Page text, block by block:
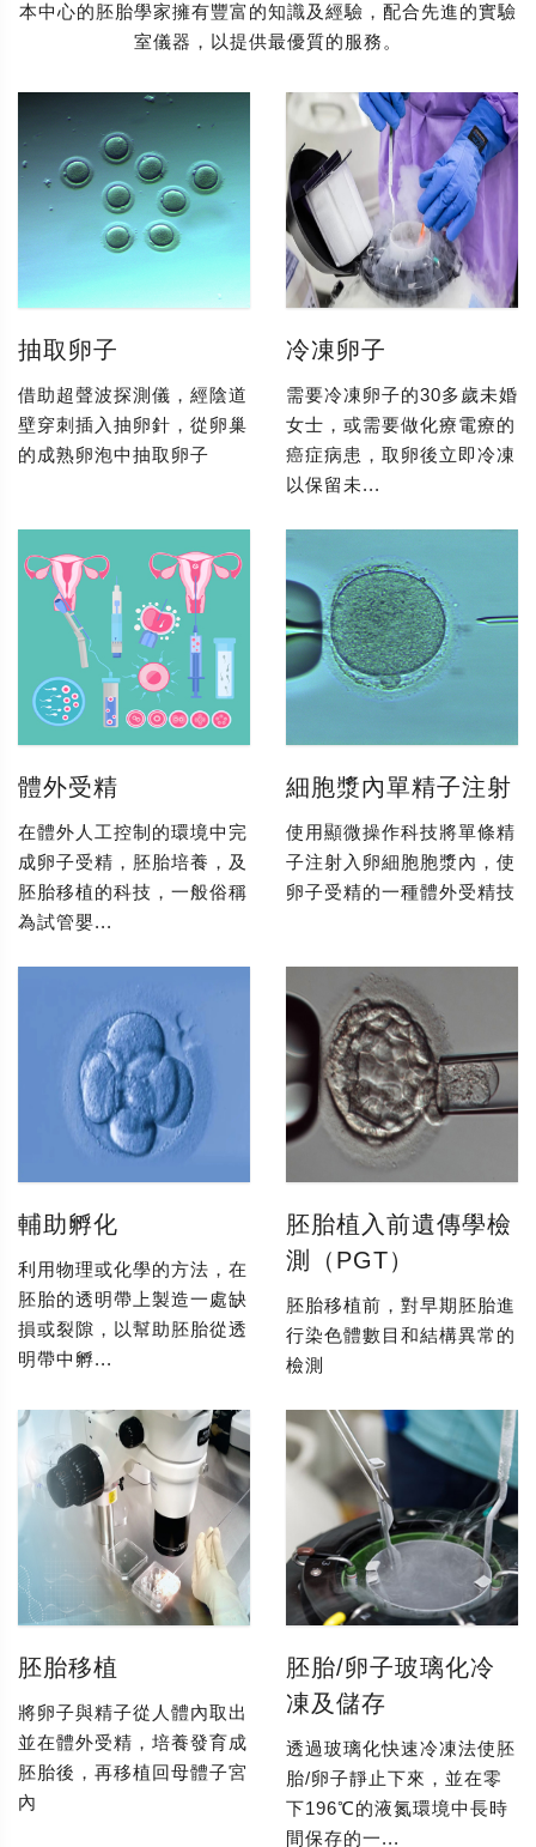
本中心的胚胎學家擁有豐富的知識及經驗，配合先進的實驗
室儀器，以提供最優質的服務。
抽取卵子
借助超聲波探測儀，經陰道
壁穿刺插入抽卵針，從卵巢
的成熟卵泡中抽取卵子
冷凍卵子
需要冷凍卵子的30多歲未婚
女士，或需要做化療電療的
癌症病患，取卵後立即冷凍
以保留未...
體外受精
在體外人工控制的環境中完
成卵子受精，胚胎培養，及
胚胎移植的科技，一般俗稱
為試管嬰...
細胞漿內單精子注射
使用顯微操作科技將單條精
子注射入卵細胞胞漿內，使
卵子受精的一種體外受精技
輔助孵化
利用物理或化學的方法，在
胚胎的透明帶上製造一處缺
損或裂隙，以幫助胚胎從透
明帶中孵...
胚胎植入前遺傳學檢
測（PGT）
胚胎移植前，對早期胚胎進
行染色體數目和結構異常的
檢測
胚胎移植
將卵子與精子從人體內取出
並在體外受精，培養發育成
胚胎後，再移植回母體子宮
內
胚胎/卵子玻璃化冷
凍及儲存
透過玻璃化快速冷凍法使胚
胎/卵子靜止下來，並在零
下196℃的液氮環境中長時
間保存的一...